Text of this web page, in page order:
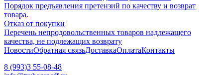
Порядок предъявления претензий по качеству и возврат
товара.
Отказ от покупки
Перечень непродовольственных товаров надлежащего
качества, не подлежащих возврату
НовостиОбратная связьДоставкаОплатаКонтакты
8 (993)3 55-08-48